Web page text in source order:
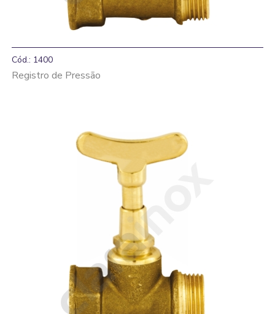
Cód.: 1400
Registro de Pressão